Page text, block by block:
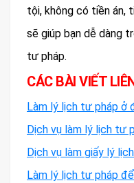
tội, không có tiền án,
sẽ giúp bạn dễ dàng
tư pháp.
CÁC BÀI VIẾT
Làm lý lịch tư pháp ở
Dịch vụ làm lý lịch tư
Dịch vụ làm giấy lý
Làm lý lịch tư pháp